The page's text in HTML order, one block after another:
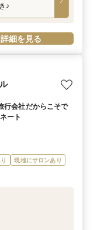
♪
詳細を見る
会社だからこそで
ート
現地にサロンあり